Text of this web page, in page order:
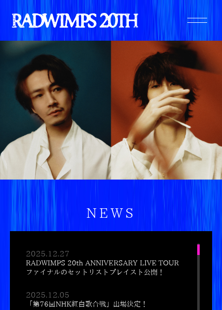
MOVIE
HISTORY
LANGUAGE
NEWS
2025.12.27
RADWIMPS 20th ANNIVERSARY LIVE TOUR
ファイナルのセットリストプレイスト公開！
2025.12.05
「第76回NHK紅白歌合戦」出場決定！